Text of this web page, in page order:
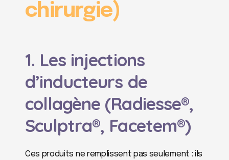
chirurgie)
1. Les injections
d’inducteurs de
collagène (Radiesse®,
Sculptra®, Facetem®)